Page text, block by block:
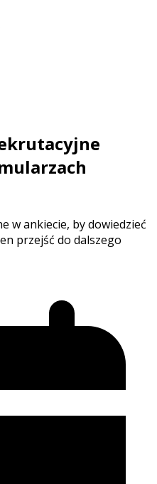
w ankiecie, by dowiedzieć
przejść do dalszego